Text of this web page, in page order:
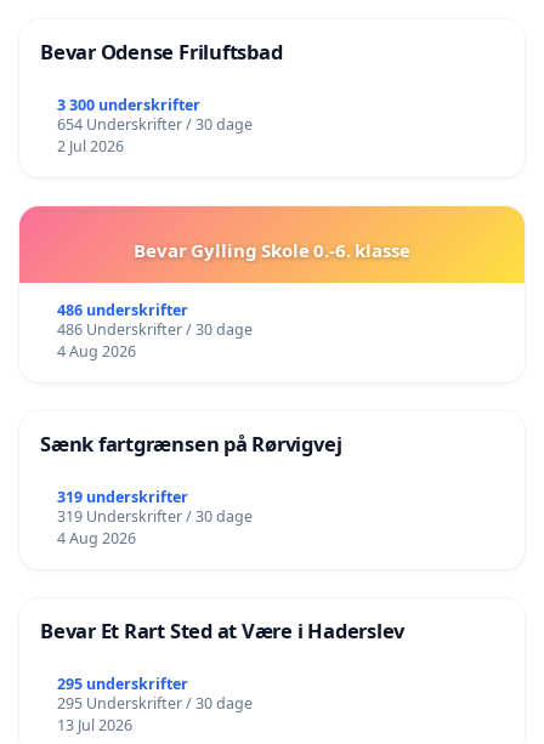
Bevar Odense Friluftsbad
3 300 underskrifter
654 Underskrifter / 30 dage
2 Jul 2026
Bevar Gylling Skole 0.-6. klasse
486 underskrifter
486 Underskrifter / 30 dage
4 Aug 2026
Sænk fartgrænsen på Rørvigvej
319 underskrifter
319 Underskrifter / 30 dage
4 Aug 2026
Bevar Et Rart Sted at Være i Haderslev
295 underskrifter
295 Underskrifter / 30 dage
13 Jul 2026